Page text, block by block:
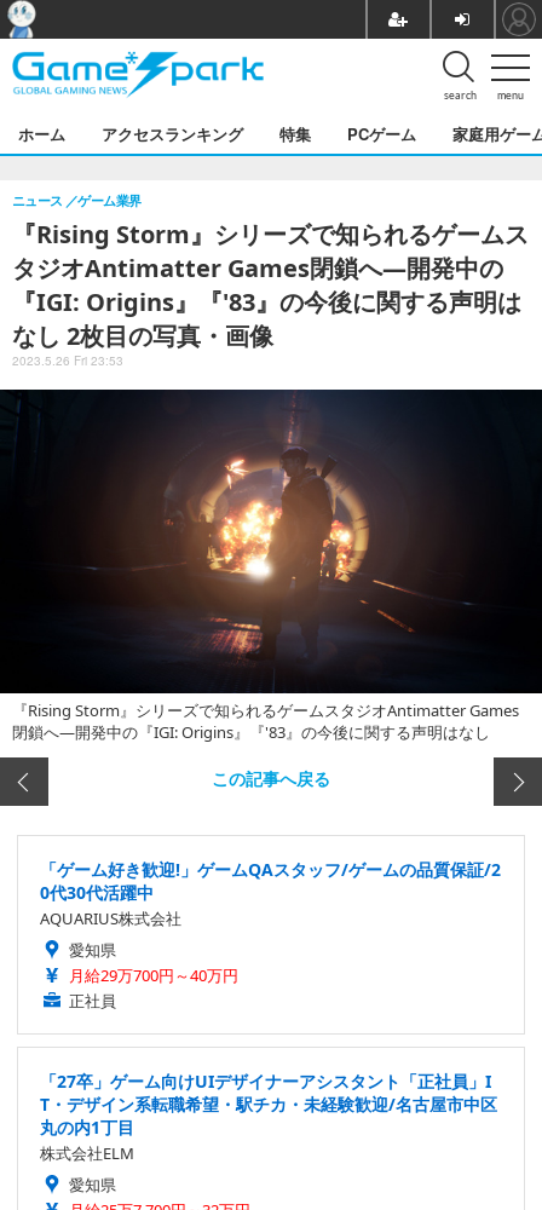
menu
search
ホーム アクセスランキング 特集 PCゲーム 家庭用ゲー
『Rising Storm』シリーズで知られるゲームス
タジオAntimatter Games閉鎖へ―開発中の
『IGI: Origins』『'83』の今後に関する声明は
なし 2枚目の写真・画像
ニュース ゲーム業界
2023.5.26 Fri 23:53
『Rising Storm』シリーズで知られるゲームスタジオAntimatter Games
閉鎖へ―開発中の『IGI: Origins』『'83』の今後に関する声明はなし
この記事へ戻る
「ゲーム好き歓迎!」ゲームQAスタッフ/ゲームの品質保証/2
0代30代活躍中
AQUARIUS株式会社
愛知県
月給29万700円～40万円
正社員
「27卒」ゲーム向けUIデザイナーアシスタント「正社員」I
T・デザイン系転職希望・駅チカ・未経験歓迎/名古屋市中区
丸の内1丁目
株式会社ELM
愛知県